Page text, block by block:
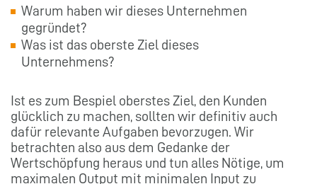
Warum haben wir dieses Unternehmen
gegründet?
Was ist das oberste Ziel dieses
Unternehmens?
Ist es zum Bespiel oberstes Ziel, den Kunden
glücklich zu machen, sollten wir definitiv auch
dafür relevante Aufgaben bevorzugen. Wir
betrachten also aus dem Gedanke der
Wertschöpfung heraus und tun alles Nötige, um
maximalen Output mit minimalen Input zu